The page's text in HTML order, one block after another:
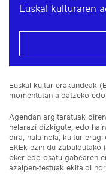
Euskal kulturaren
Euskal kultur erakundeak
momentutan aldatzeko
Agendan argitaratuak
helarazi dizkigute, edo
dira, hala nola, kultur
EKEk ezin du
oker edo osatu gabearen
azalpen-testuak ekitaldi